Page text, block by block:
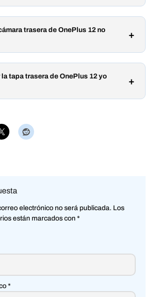
trasera de OnePlus 12 no
tapa trasera de OnePlus 12 yo
electrónico no será publicada. Los
están marcados con *
*